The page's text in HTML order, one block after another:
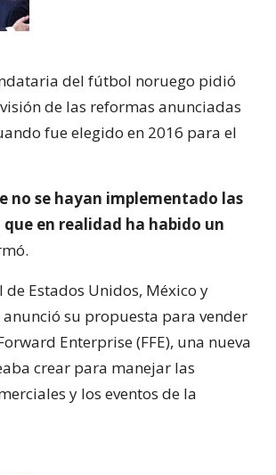
del fútbol noruego pidió
de las reformas anunciadas
fue elegido en 2016 para el
no se hayan implementado las
en realidad ha habido un
Estados Unidos, México y
anunció su propuesta para vender
Enterprise (FFE), una nueva
crear para manejar las
y los eventos de la